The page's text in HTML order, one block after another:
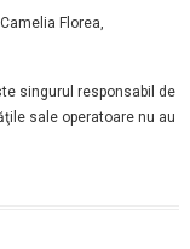
Florea,
singurul responsabil de
sale operatoare nu au